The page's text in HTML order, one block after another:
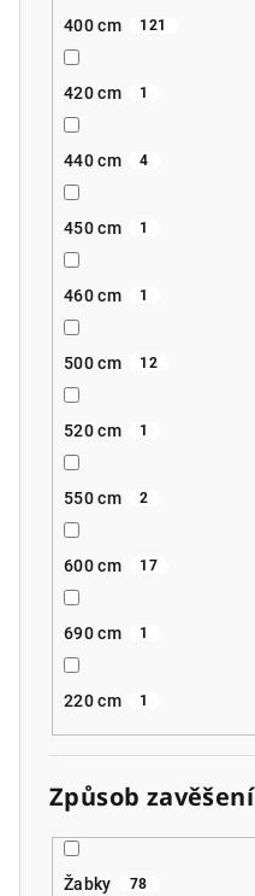
400 cm 121
420 cm 1
440 cm 4
450 cm 1
460 cm 1
500 cm 12
520 cm 1
550 cm 2
600 cm 17
690 cm 1
220 cm 1
Způsob zavěšení
Žabky 78